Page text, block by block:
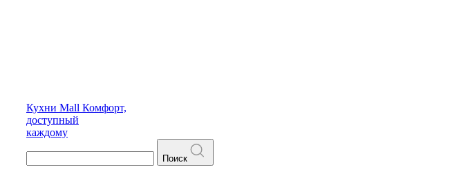
Кухни Mall Комфорт,
доступный
каждому
Поиск